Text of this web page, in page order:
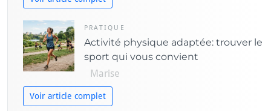
PRATIQUE
Activité physique adaptée: trouver le
sport qui vous convient
Marise
Voir article complet